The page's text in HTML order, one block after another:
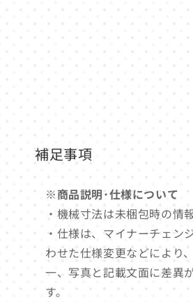
補足事項
※商品説明･仕様について
・機械寸法は未梱包時の情
・仕様は、マイナーチェン
わせた仕様変更などにより
一、写真と記載文面に差異
す。